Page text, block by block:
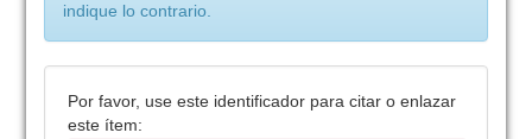
indique lo contrario.
Por favor, use este identificador para citar o enlazar
este ítem: